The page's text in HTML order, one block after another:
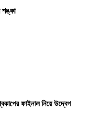
শঙ্কা
ফাইনাল নিয়ে উদ্বেগ